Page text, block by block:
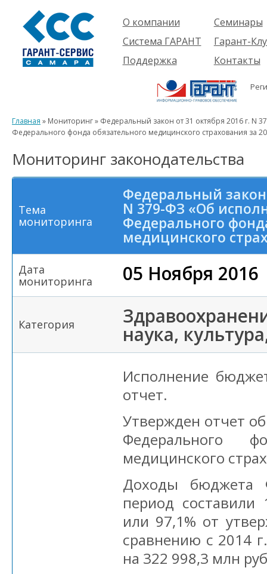
О компании
Компания
Проекты
Партнеры
Вакансии
Реквизиты
Информация
Система ГАРАНТ
О системе
решения
Комплекты
Новинки
История
Поддержка
Пользователям
Будущим
пользователям
Семинары
Об услуге
семинары
Гарант-
Контакты
Главная » Мониторинг » Федеральный закон от 31 октября 2016 г. N
Федерального фонда обязательного медицинского страхования за
Мониторинг законодательства
Тема
мониторинга
Федеральный закон
N 379-ФЗ «Об
Федерального
медицинского
Дата
мониторинга
05 Ноября 2016
Категория наука,
Исполнение
отчет.
Утвержден отчет
Федерального
медицинского
Доходы бюджета
период
или 97,1% от
сравнению с 2014
на 322 998,3 млн